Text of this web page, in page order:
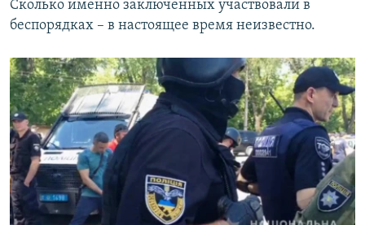
Сколько именно заключенных участвовали в
беспорядках – в настоящее время неизвестно.